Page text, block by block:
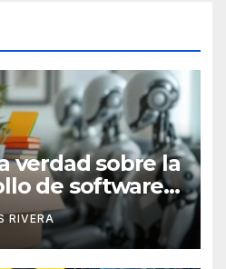
verdad sobre la
de software:
y la
de
RIVERA